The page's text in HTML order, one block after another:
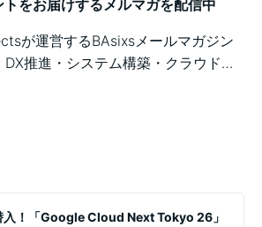
をお届けするメルマガを配信中
が運営するBAsixsメールマガジン
推進・システム構築・クラウド活
入！「Google Cloud Next Tokyo 26」